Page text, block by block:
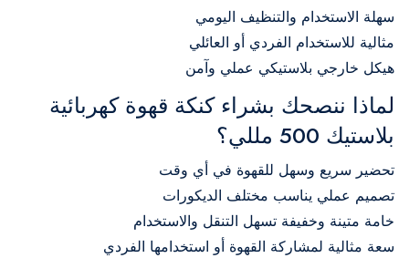
سهلة الاستخدام والتنظيف اليومي
مثالية للاستخدام الفردي أو العائلي
هيكل خارجي بلاستيكي عملي وآمن
لماذا ننصحك بشراء كنكة قهوة كهربائية
بلاستيك 500 مللي؟
تحضير سريع وسهل للقهوة في أي وقت
تصميم عملي يناسب مختلف الديكورات
خامة متينة وخفيفة تسهل التنقل والاستخدام
سعة مثالية لمشاركة القهوة أو استخدامها الفردي